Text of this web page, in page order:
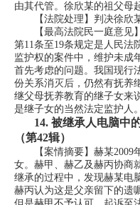
由其代管。徐欣某的祖父母
【法院处理】判决徐欣某
【最高法院民一庭意见】
第11条至19条规定是人民法
监护权的案件中，维护未成
首先考虑的问题。我国现行
份关系消灭后，仍然有抚养
继父母抚养教育的继子女来
是继子女的当然法定监护人。
14. 被继承人电脑中
（第42辑）
【案情摘要】赫某2009
女。赫甲、赫乙及赫丙协商
继承的过程中，发现赫某电
赫丙认为这是父亲留下的遗